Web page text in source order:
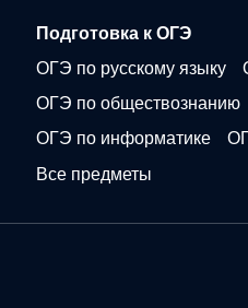
Подготовка к ОГЭ
ОГЭ по русскому языку
ОГЭ по обществознанию
ОГЭ по информатике
Все предметы